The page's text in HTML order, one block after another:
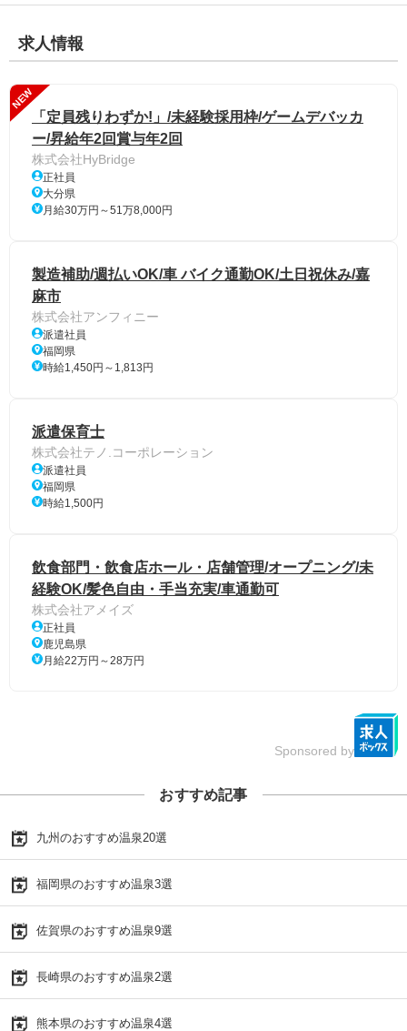
求人情報
NEW
「定員残りわずか!」/未経験採用枠/ゲームデバッカ
ー/昇給年2回賞与年2回
株式会社HyBridge
正社員
大分県
月給30万円～51万8,000円
製造補助/週払いOK/車 バイク通勤OK/土日祝休み/嘉
麻市
株式会社アンフィニー
派遣社員
福岡県
時給1,450円～1,813円
派遣保育士
株式会社テノ.コーポレーション
派遣社員
福岡県
時給1,500円
飲食部門・飲食店ホール・店舗管理/オープニング/未
経験OK/髪色自由・手当充実/車通勤可
株式会社アメイズ
正社員
鹿児島県
月給22万円～28万円
Sponsored by
おすすめ記事
九州のおすすめ温泉20選
福岡県のおすすめ温泉3選
佐賀県のおすすめ温泉9選
長崎県のおすすめ温泉2選
熊本県のおすすめ温泉4選